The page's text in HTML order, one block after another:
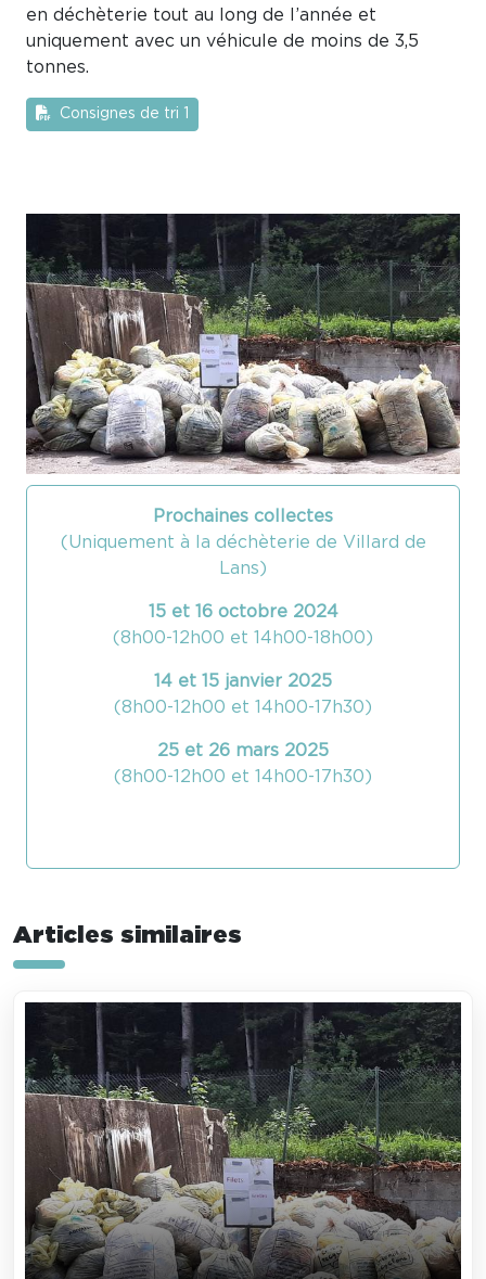
en déchèterie tout au long de l’année et
uniquement avec un véhicule de moins de 3,5
tonnes.
Consignes de tri 1
Prochaines collectes
(Uniquement à la déchèterie de Villard de
Lans)
15 et 16 octobre 2024
(8h00-12h00 et 14h00-18h00)
14 et 15 janvier 2025
(8h00-12h00 et 14h00-17h30)
25 et 26 mars 2025
(8h00-12h00 et 14h00-17h30)
Articles similaires